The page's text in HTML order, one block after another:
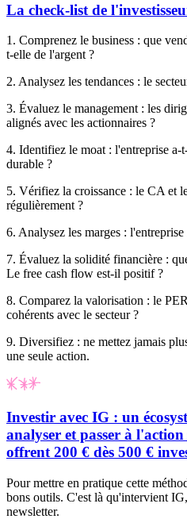
La check-list de
1. Comprenez le business : que
t-elle de l'argent ?
2. Analysez les tendances : le
3. Évaluez le management : les
alignés avec les actionnaires ?
4. Identifiez le moat: l'entreprise a-
durable ?
5. Vérifiez la croissance : le CA et
régulièrement ?
6. Analysez les marges : l'entreprise
7. Évaluez la solidité financière :
Le free cash flow est-il positif ?
8. Comparez la valorisation : le
cohérents avec le secteur ?
9. Diversifiez : ne mettez jamais
une seule action.
Investir avec IG : un
analyser et passer à
offrent 200 € dès 500 €
Pour mettre en pratique cette
bons outils. C'est là qu'intervient
newsletter.